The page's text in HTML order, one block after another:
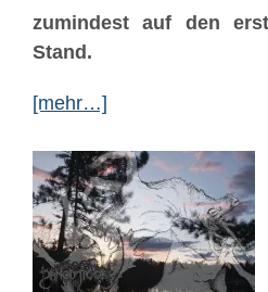
zumindest auf den
Stand.
[mehr…]